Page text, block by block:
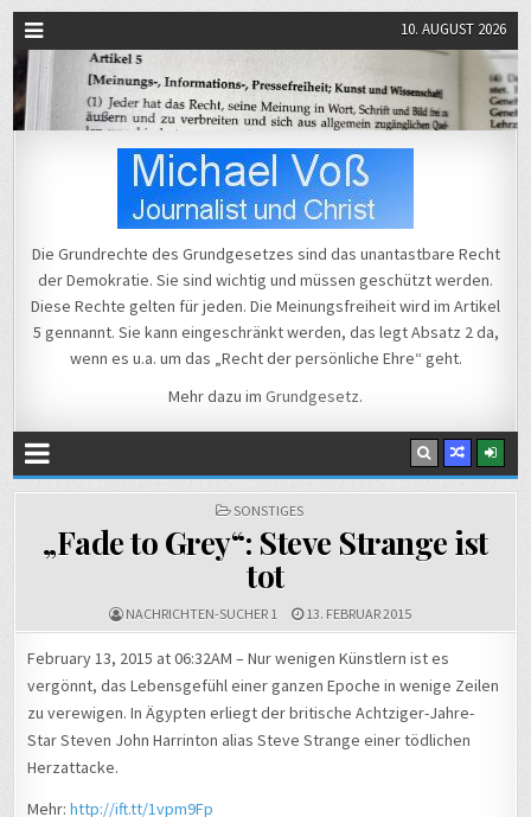
10. AUGUST 2026
Michael Voß
Die Grundrechte des Grundgesetzes sind das unantastbare Recht
der Demokratie. Sie sind wichtig und müssen geschützt werden.
Diese Rechte gelten für jeden. Die Meinungsfreiheit wird im Artikel
5 gennannt. Sie kann eingeschränkt werden, das legt Absatz 2 da,
wenn es u.a. um das „Recht der persönliche Ehre“ geht.
Mehr dazu im Grundgesetz.
POSTED
SONSTIGES
„Fade to Grey“: Steve Strange ist
tot
NACHRICHTEN-SUCHER 1 13. FEBRUAR 2015
February 13, 2015 at 06:32AM – Nur wenigen Künstlern ist es
vergönnt, das Lebensgefühl einer ganzen Epoche in wenige Zeilen
zu verewigen. In Ägypten erliegt der britische Achtziger-Jahre-
Star Steven John Harrinton alias Steve Strange einer tödlichen
Herzattacke.
Mehr:http://ift.tt/1vpm9Fp